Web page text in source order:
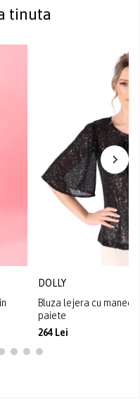
tinuta
DOLLY
Bluza lejera cu maneci
paiete
264 Lei